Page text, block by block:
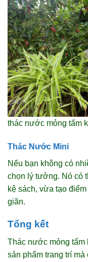
thác nước mỏng tấm
Thác Nước Mini
Nếu bạn không có
chọn lý tưởng. Nó có
kệ sách, vừa tạo
giãn.
Tổng kết
Thác nước mỏng tấm
sản phẩm trang trí